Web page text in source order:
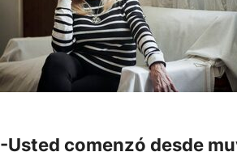
-Usted comenzó desde